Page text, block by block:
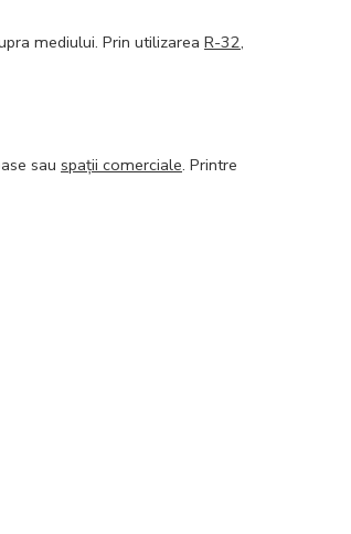
mediului. Prin utilizarea R-32,
sau spații comerciale. Printre